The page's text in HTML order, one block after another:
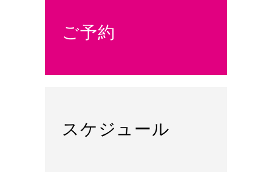
ご予約
スケジュール